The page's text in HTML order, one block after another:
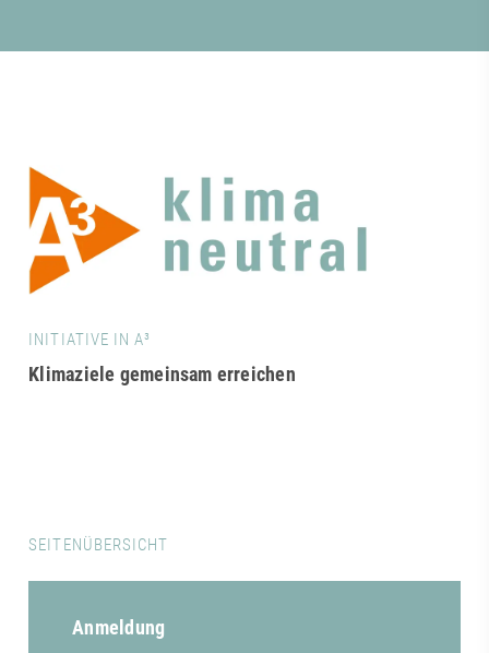
INITIATIVE IN A³
Klimaziele gemeinsam erreichen
SEITENÜBERSICHT
Anmeldung